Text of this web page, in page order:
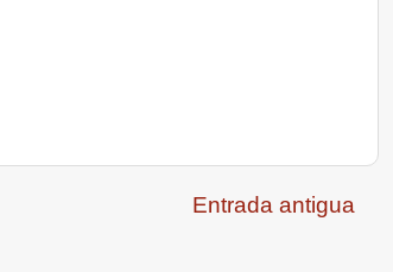
Entrada antigua